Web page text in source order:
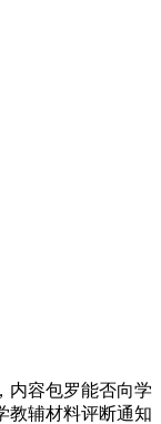
容包罗能否向学
教辅材料评断通知